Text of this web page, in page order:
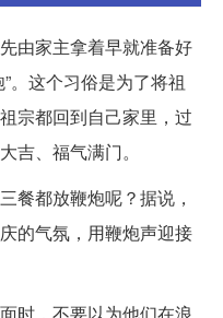
由家主拿着早就准备好
。这个习俗是为了将祖
宗都回到自己家里，过
吉、福气满门。
餐都放鞭炮呢？据说，
的气氛，用鞭炮声迎接
时，不要以为他们在浪